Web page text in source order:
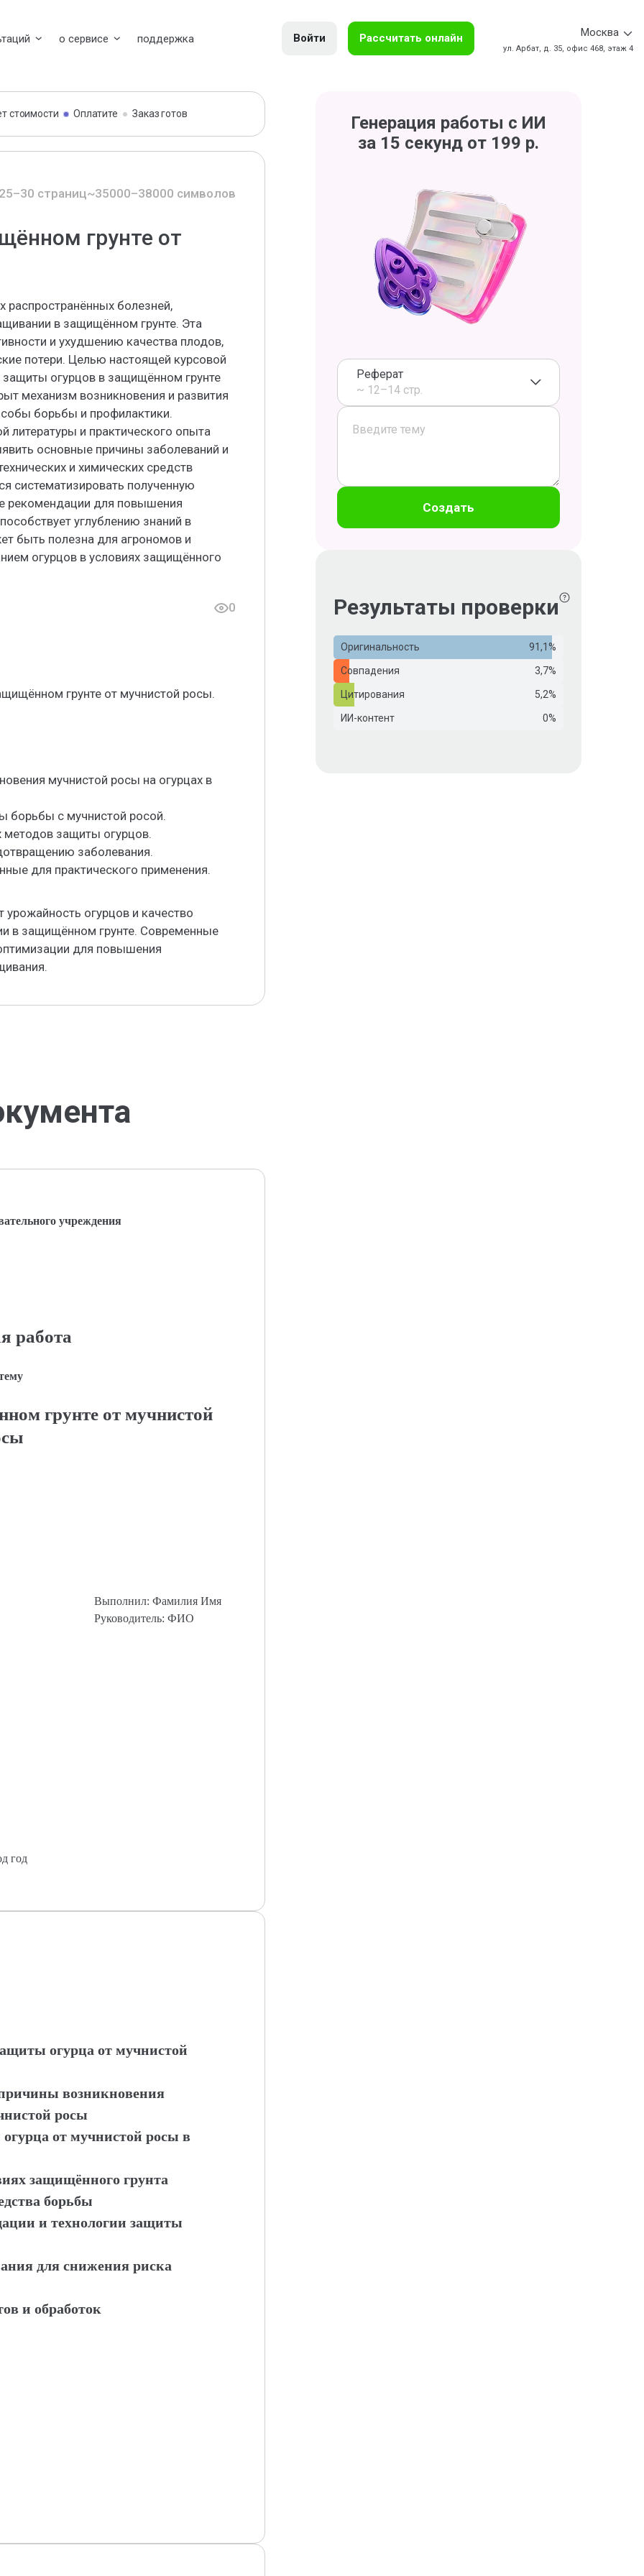
о сервисе поддержка Войти Рассчитать онлайн Москва
ул. Арбат, д. 35, офис 468, этаж 4
стоимости Оплатите Заказ готов
страниц~35000–38000 символов
грунте от
распространённых болезней,
в защищённом грунте. Эта
и ухудшению качества плодов,
потери. Целью настоящей курсовой
огурцов в защищённом грунте
механизм возникновения и развития
борьбы и профилактики.
литературы и практического опыта
основные причины заболеваний и
и химических средств
систематизировать полученную
рекомендации для повышения
углублению знаний в
быть полезна для агрономов и
огурцов в условиях защищённого
0
грунте от мучнистой росы.
мучнистой росы на огурцах в
борьбы с мучнистой росой.
методов защиты огурцов.
заболевания.
для практического применения.
огурцов и качество
в защищённом грунте. Современные
для повышения
учреждения
работа
грунте от мучнистой
Выполнил: Фамилия Имя
Руководитель: ФИО
год
огурца от мучнистой
возникновения
росы
от мучнистой росы в
защищённого грунта
борьбы
и технологии защиты
для снижения риска
и обработок
Генерация работы с ИИ
за 15 секунд от 199 р.
Реферат
~ 12–14 стр.
Создать
Результаты проверки
Оригинальность 91,1%
Совпадения 3,7%
Цитирования 5,2%
ИИ-контент 0%